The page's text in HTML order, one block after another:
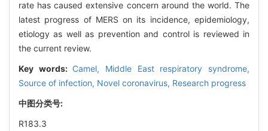
rate has caused extensive concern around the world. The
latest progress of MERS on its incidence, epidemiology,
etiology as well as prevention and control is reviewed in
the current review.
Key words: Camel, Middle East respiratory syndrome,
Source of infection, Novel coronavirus, Research progress
中图分类号:
R183.3